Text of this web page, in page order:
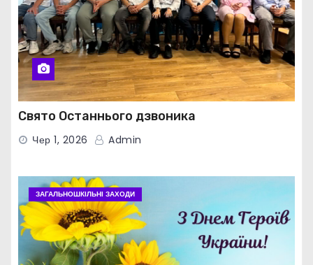
Свято Останнього дзвоника
Чер 1, 2026 Admin
ЗАГАЛЬНОШКІЛЬНІ ЗАХОДИ